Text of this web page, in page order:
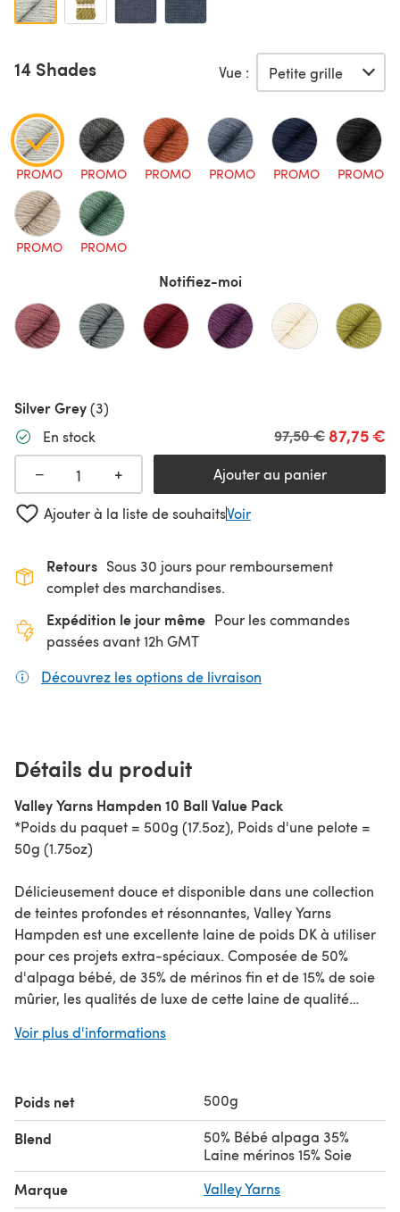
14 Shades Vue :
PROMO PROMO PROMO PROMO PROMO PROMO
PROMO PROMO
Notifiez-moi
Silver Grey(3)
En stock
87,75 €
Ancien prix
97,50 €
− + Ajouter au panier
Ajouter à la liste de souhaitsVoir
Retours Sous 30 jours pour remboursement
complet des marchandises.
Expédition le jour même Pour les commandes
passées avant 12h GMT
Découvrez les options de livraison
Détails du produit
Valley Yarns Hampden 10 Ball Value Pack
*Poids du paquet = 500g (17.5oz), Poids d'une pelote =
50g (1.75oz)
Délicieusement douce et disponible dans une collection
de teintes profondes et résonnantes, Valley Yarns
Hampden est une excellente laine de poids DK à utiliser
pour ces projets extra-spéciaux. Composée de 50%
d'alpaga bébé, de 35% de mérinos fin et de 15% de soie
mûrier, les qualités de luxe de cette laine de qualité
uniquement.
Voir plus d'informations
Poids net 500g
Blend
50% Bébé alpaga 35%
Laine mérinos 15% Soie
Marque Valley Yarns